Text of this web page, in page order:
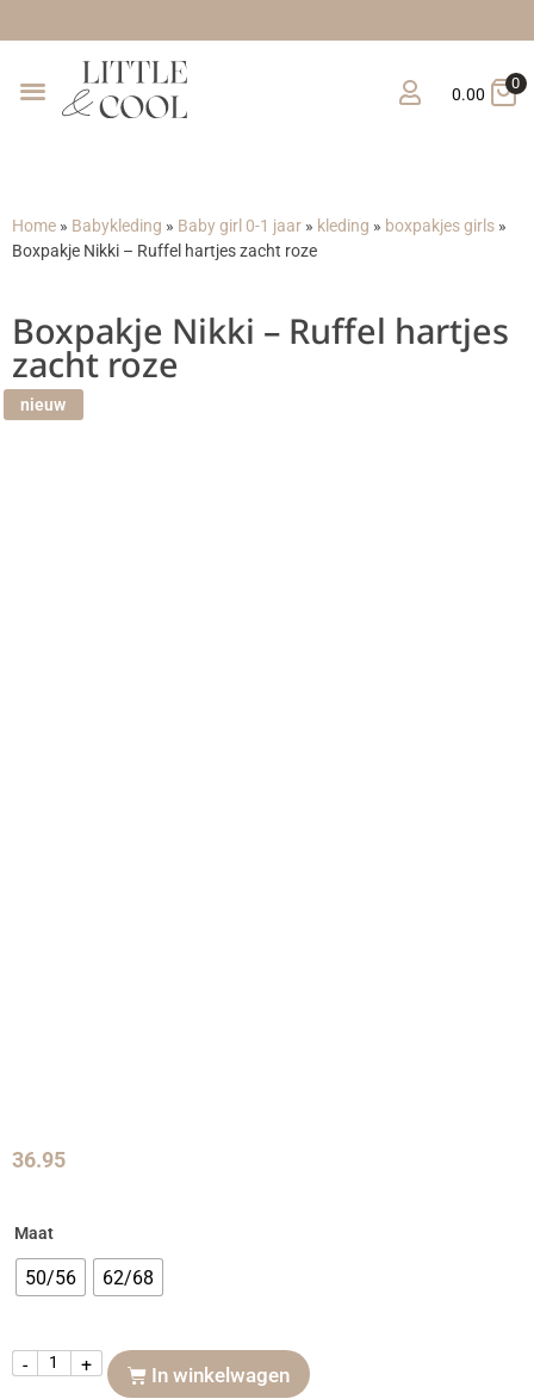
0.00
0
Home » Babykleding » Baby girl 0-1 jaar » kleding » boxpakjes girls »
Boxpakje Nikki – Ruffel hartjes zacht roze
Boxpakje Nikki – Ruffel hartjes
zacht roze
nieuw
36.95
Maat
50/56 62/68
- + In winkelwagen